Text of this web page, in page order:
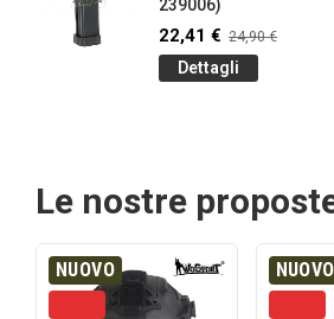
239006)
22,41 € 24,90 €
Dettagli
Le nostre
NUOVO NUOVO